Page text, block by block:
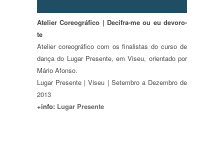
Atelier Coreográfico | Decifra-me ou eu devoro-
te
Atelier coreográfico com os finalistas do curso de
dança do Lugar Presente, em Viseu, orientado por
Mário Afonso.
Lugar Presente | Viseu | Setembro a Dezembro de
2013
+info: Lugar Presente